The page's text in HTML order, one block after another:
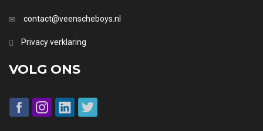
contact@veenscheboys.nl
Privacy verklaring
VOLG ONS